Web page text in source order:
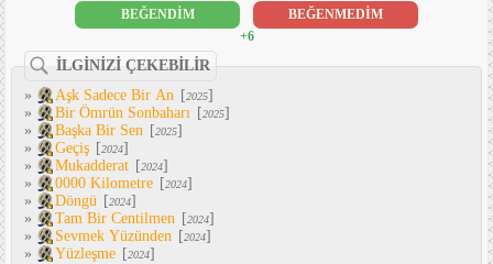
BEĞENDİM
BEĞENMEDİM
+6
İLGİNİZİ ÇEKEBİLİR
»
Aşk Sadece Bir An [2025]
»
Bir Ömrün Sonbaharı [2025]
»
Başka Bir Sen [2025]
»
Geçiş [2024]
»
Mukadderat [2024]
»
0000 Kilometre [2024]
»
Döngü [2024]
»
Tam Bir Centilmen [2024]
»
Sevmek Yüzünden [2024]
»
Yüzleşme [2024]